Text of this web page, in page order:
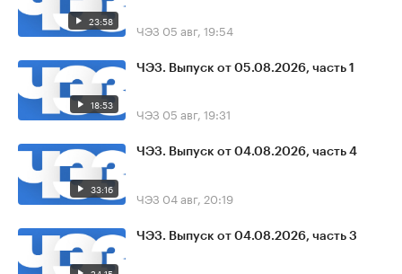
23:58 ЧЭЗ 05 авг, 19:54
18:53
ЧЭЗ. Выпуск от 05.08.2026, часть 1
ЧЭЗ 05 авг, 19:31
33:16
ЧЭЗ. Выпуск от 04.08.2026, часть 4
ЧЭЗ 04 авг, 20:19
ЧЭЗ. Выпуск от 04.08.2026, часть 3